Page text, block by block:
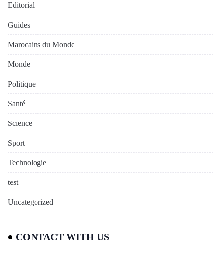
Editorial
Guides
Marocains du Monde
Monde
Politique
Santé
Science
Sport
Technologie
test
Uncategorized
CONTACT WITH US